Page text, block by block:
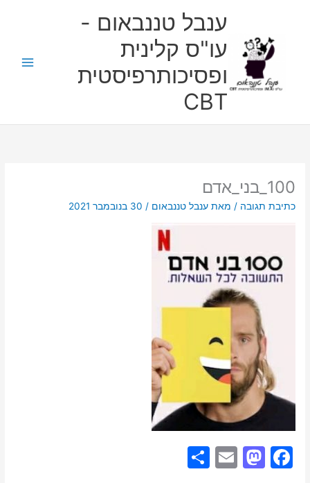
ענבל טננבאום -
עו"ס קלינית
ופסיכותרפיסטית
CBT
100_בני_אדם
כתיבת תגובה / מאתענבל טננבאום/ 30 בנובמבר 2021
F
M
E